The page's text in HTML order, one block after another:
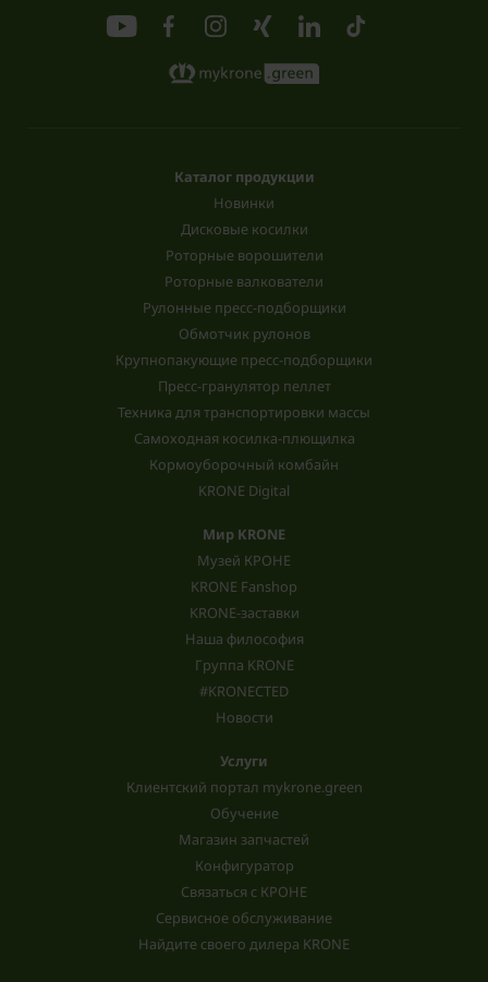
Каталог продукции
Новинки
Дисковые косилки
Роторные ворошители
Роторные валкователи
Рулонные пресс-подборщики
Обмотчик рулонов
Крупнопакующие пресс-подборщики
Пресс-гранулятор пеллет
Техника для транспортировки массы
Самоходная косилка-плющилка
Кормоуборочный комбайн
KRONE Digital
Мир KRONE
Музей КРОНЕ
KRONE Fanshop
KRONE-заставки
Наша философия
Группа KRONE
#KRONECTED
Новости
Услуги
Клиентский портал mykrone.green
Обучение
Магазин запчастей
Конфигуратор
Связаться с КРОНЕ
Сервисное обслуживание
Найдите своего дилера KRONE